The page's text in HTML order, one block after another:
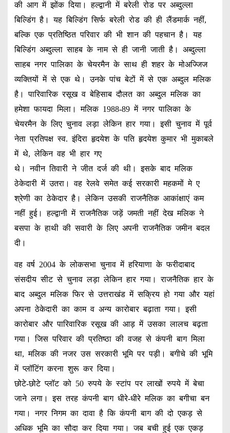
की आग में झोंक दिया। हल्द्वानी में बरेली रोड पर अब्दुल्ला
बिल्डिंग है। यह बिल्डिंग सिर्फ बरेली रोड की ही लैंडमार्क नहीं,
बल्कि एक प्रतिष्ठित परिवार की भी शान की पहचान है। यह
बिल्डिंग अब्दुल्ला साहब के नाम से ही जानी जाती है। अब्दुल्ला
साहब नगर पालिका के चेयरमैन के साथ ही शहर के मोअज्जिज
व्यक्तियों में से एक थे। उनके पांच बेटों में से एक अब्दुल मलिक
है। पारिवारिक रसूख व बेहिसाब दौलत का अब्दुल मलिक का
हमेशा फायदा मिला। मलिक 1988-89 में नगर पालिका के
चेयरमैन के लिए चुनाव लड़ा लेकिन हार गया। इसी चुनाव में पूर्व
नेता प्रतिपक्ष स्व. इंदिरा हृदयेश के पति हृदयेश कुमार भी मुकाबले
में थे, लेकिन वह भी हार गए
थे। नवीन तिवारी ने जीत दर्ज की थी। इसके बाद मलिक
ठेकेदारी में उतरा। वह रेलवे समेत कई सरकारी महकमों मे ए
श्रेणी का ठेकेदार है। लेकिन उसकी राजनैतिक आकांक्षाएं कम
नहीं हुई। हल्द्वानी में राजनैतिक जड़ें जमती नहीं देख मलिक ने
बसपा के हाथी की सवारी के लिए अपनी राजनैतिक जमीन बदल
दी।
वह वर्ष 2004 के लोकसभा चुनाव में हरियाणा के फरीदाबाद
संसदीय सीट से चुनाव लड़ा लेकिन हार गया। राजनैतिक हार के
बाद अब्दुल मलिक फिर से उत्तराखंड में सक्रिय हो गया और यहां
अपना ठेकेदारी का काम व अन्य कारोबार बढ़ाता गया। इसी
कारोबार और पारिवारिक रसूख की आड़ में उसका लालच बढ़ता
गया। जिस परिवार की प्रतिष्ठा की वजह से कंपनी बाग मिला
था, मलिक की नजर उस सरकारी भूमि पर पड़ी। बगीचे की भूमि
में प्लॉटिंग करना शुरू कर दिया।
छोटे-छोटे प्लॉट को 50 रुपये के स्टांप पर लाखों रुपये में बेचा
जाने लगा। इस तरह कंपनी बाग धीरे-धीरे मलिक का बगीचा बन
गया। नगर निगम का दावा है कि कंपनी बाग की दो एकड़ से
अधिक भूमि का सौदा कर दिया गया। जब बची हुई एक एकड़